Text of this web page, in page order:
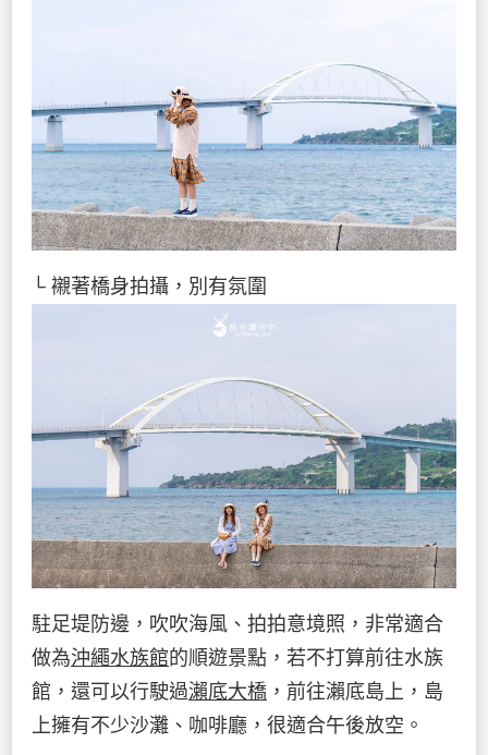
└ 襯著橋身拍攝，別有氛圍
駐足堤防邊，吹吹海風、拍拍意境照，非常適合
做為沖繩水族館的順遊景點，若不打算前往水族
館，還可以行駛過瀨底大橋 ，前往瀨底島上，島
上擁有不少沙灘、咖啡廳，很適合午後放空。